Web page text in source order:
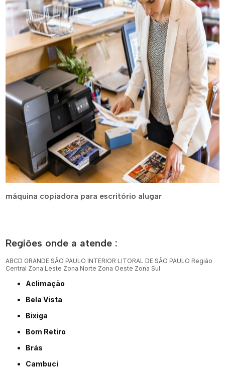
máquina copiadora para escritório alugar
Regiões onde a atende :
ABCD GRANDE SÃO PAULO INTERIOR LITORAL DE SÃO PAULO Região
Central Zona Leste Zona Norte Zona Oeste Zona Sul
Aclimação
Bela Vista
Bixiga
Bom Retiro
Brás
Cambuci